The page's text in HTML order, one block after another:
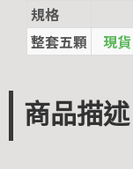
規格
整套五顆
現
商品描述